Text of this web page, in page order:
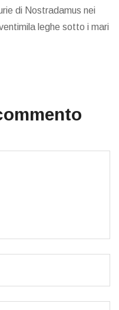
di Nostradamus nei
leghe sotto i mari